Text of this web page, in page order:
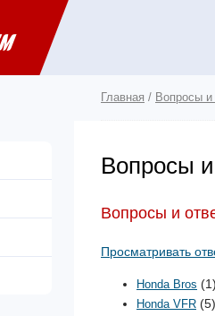
Главная / Вопросы и
Вопросы
Вопросы и
Просматривать
Honda Bros
Honda VFR (5)